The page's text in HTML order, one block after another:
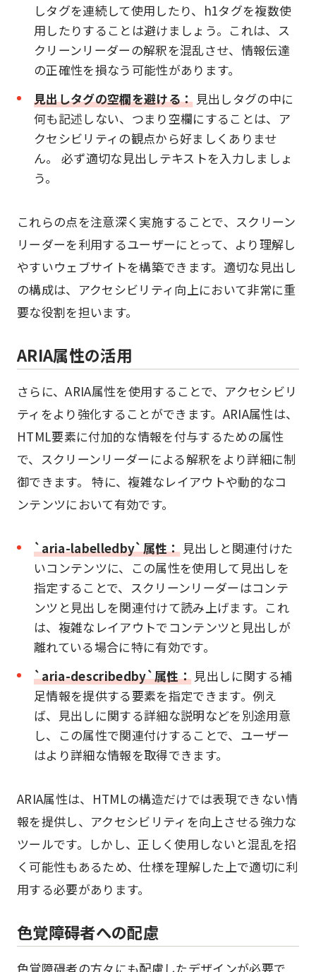
しタグを連続して使用したり、h1タグを複数使
用したりすることは避けましょう。これは、ス
クリーンリーダーの解釈を混乱させ、情報伝達
の正確性を損なう可能性があります。
見出しタグの空欄を避ける： 見出しタグの中に
何も記述しない、つまり空欄にすることは、ア
クセシビリティの観点から好ましくありませ
ん。 必ず適切な見出しテキストを入力しましょ
う。
これらの点を注意深く実施することで、スクリーン
リーダーを利用するユーザーにとって、より理解し
やすいウェブサイトを構築できます。適切な見出し
の構成は、アクセシビリティ向上において非常に重
要な役割を担います。
ARIA属性の活用
さらに、ARIA属性を使用することで、アクセシビリ
ティをより強化することができます。ARIA属性は、
HTML要素に付加的な情報を付与するための属性
で、スクリーンリーダーによる解釈をより詳細に制
御できます。 特に、複雑なレイアウトや動的なコ
ンテンツにおいて有効です。
`aria-labelledby`属性：見出しと関連付けた
いコンテンツに、この属性を使用して見出しを
指定することで、スクリーンリーダーはコンテ
ンツと見出しを関連付けて読み上げます。これ
は、複雑なレイアウトでコンテンツと見出しが
離れている場合に特に有効です。
`aria-describedby`属性： 見出しに関する補
足情報を提供する要素を指定できます。例え
ば、見出しに関する詳細な説明などを別途用意
し、この属性で関連付けすることで、ユーザー
はより詳細な情報を取得できます。
ARIA属性は、HTMLの構造だけでは表現できない情
報を提供し、アクセシビリティを向上させる強力な
ツールです。しかし、正しく使用しないと混乱を招
く可能性もあるため、仕様を理解した上で適切に利
用する必要があります。
色覚障碍者への配慮
色覚障碍者の方々にも配慮したデザインが必要で